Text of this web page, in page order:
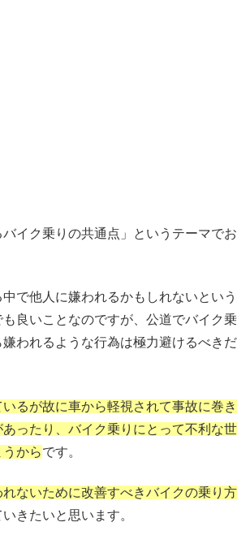
イク乗りの共通点」というテーマでお
で他人に嫌われるかもしれないという
良いことなのですが、公道でバイク乗
嫌われるような行為は極力避けるべきだ
るが故に車から軽視されて事故に巻き
ったり、バイク乗りにとって不利な世
からです。
れないために改善すべきバイクの乗り方
きたいと思います。